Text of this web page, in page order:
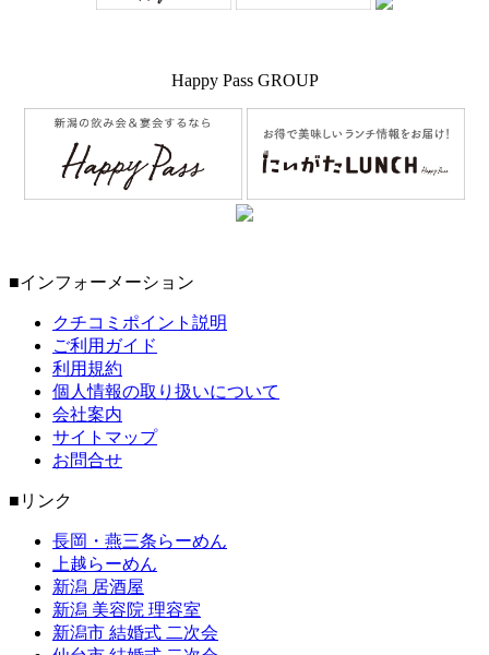
Happy Pass GROUP
■インフォーメーション
クチコミポイント説明
ご利用ガイド
利用規約
個人情報の取り扱いについて
会社案内
サイトマップ
お問合せ
■リンク
長岡・燕三条らーめん
上越らーめん
新潟 居酒屋
新潟 美容院 理容室
新潟市 結婚式 二次会